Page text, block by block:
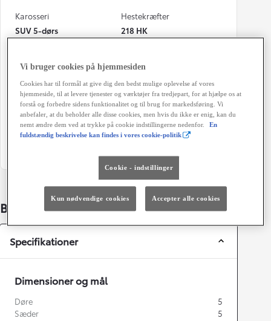
Karosseri
SUV 5-dørs
Hestekræfter
218 HK
102 g/km
Automatisk gearkasse
Døre
Farve
218 ATTITUDE BLACK
Energiklasse
Grøn ejerafgift (årligt)
1.520 kr.
Bildetaljer
Specifikationer
Dimensioner og mål
Døre
5
Sæder
5
Vi bruger cookies på hjemmesiden
Cookies har til formål at give dig den bedst mulige oplevelse af vores
hjemmeside, til at levere tjenester og værktøjer fra tredjepart, for at hjælpe os at
forstå og forbedre sidens funktionalitet og til brug for markedsføring. Vi
anbefaler, at du beholder alle disse cookies, men hvis du ikke er enig, kan du
nemt ændre dem ved at trykke på cookie indstillingerne nedenfor.
En
fuldstændig beskrivelse kan findes i vores cookie-politik
Cookie - indstillinger
Kun nødvendige cookies Accepter alle cookies